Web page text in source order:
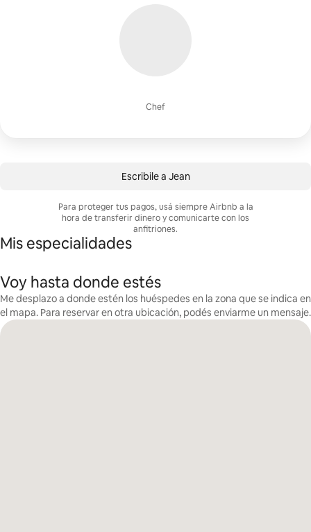
Chef
Escribile a Jean
Para proteger tus pagos, usá siempre Airbnb a la
hora de transferir dinero y comunicarte con los
anfitriones.
Mis especialidades
Voy hasta donde estés
Me desplazo a donde estén los huéspedes en la zona que se indica en
el mapa. Para reservar en otra ubicación, podés enviarme un mensaje.